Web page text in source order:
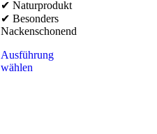
✔ Naturprodukt
✔ Besonders
Nackenschonend
Ausführung
wählen